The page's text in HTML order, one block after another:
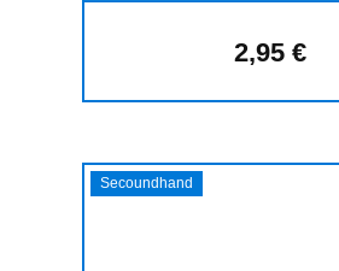
Regulärer
2,95 €
Secoundhand